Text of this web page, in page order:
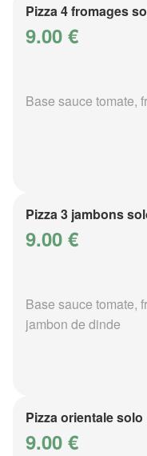
Pizza 4 fromages
9.00 €
Base sauce tomate,
Pizza 3 jambons
9.00 €
Base sauce tomate,
jambon de dinde
Pizza orientale solo
9.00 €